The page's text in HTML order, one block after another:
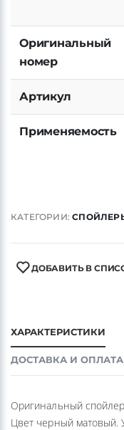
Оригинальный
номер
Артикул
Применяемость
КАТЕГОРИИ:
ДОБАВИТЬ В
ХАРАКТЕРИСТИКИ
ДОСТАВКА И ОПЛАТА
Оригинальный
Цвет черный матовый.